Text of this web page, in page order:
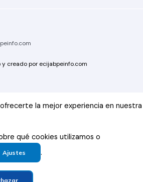
y creado por ecijabpeinfo.com
la mejor experiencia en nuestra
qué cookies utilizamos o
Ajustes .